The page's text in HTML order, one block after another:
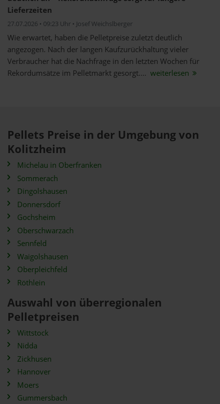
Lieferzeiten
27.07.2026 • 09:23 Uhr • Josef Weichslberger
Wie erwartet, haben die Pelletpreise zuletzt deutlich
angezogen. Nach der langen Kaufzurückhaltung vieler
Verbraucher hat die Nachfrage in den letzten Wochen für
Rekordumsätze im Pelletmarkt gesorgt.... weiterlesen
Pellets Preise in der Umgebung von
Kolitzheim
Michelau in Oberfranken
Sommerach
Dingolshausen
Donnersdorf
Gochsheim
Oberschwarzach
Sennfeld
Waigolshausen
Oberpleichfeld
Röthlein
Auswahl von überregionalen
Pelletpreisen
Wittstock
Nidda
Zickhusen
Hannover
Moers
Gummersbach